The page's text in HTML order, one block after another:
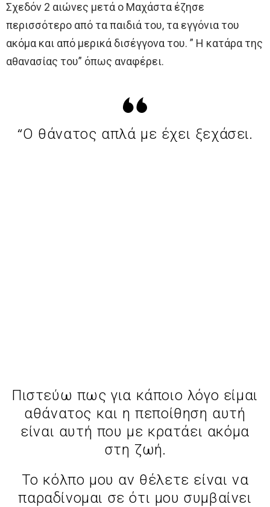
Σχεδόν 2 αιώνες μετά ο Μαχάστα έζησε
περισσότερο από τα παιδιά του, τα εγγόνια του
ακόμα και από μερικά δισέγγονα του. ” Η κατάρα της
αθανασίας του” όπως αναφέρει.
“Ο θάνατος απλά με έχει ξεχάσει.
Πιστεύω πως για κάποιο λόγο είμαι
αθάνατος και η πεποίθηση αυτή
είναι αυτή που με κρατάει ακόμα
στη ζωή.
Το κόλπο μου αν θέλετε είναι να
παραδίνομαι σε ότι μου συμβαίνει